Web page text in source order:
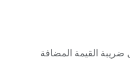
القيمة المضافة